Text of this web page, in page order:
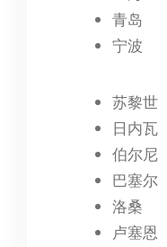
青岛
宁波
苏黎世
日内瓦
伯尔尼
巴塞尔
洛桑
卢塞恩